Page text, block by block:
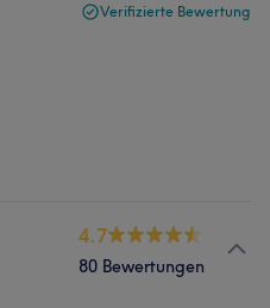
Verifizierte Bewertung
4.7
80 Bewertungen